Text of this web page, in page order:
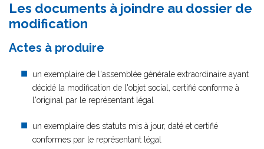
Les documents à joindre au dossier de
modification
Actes à produire
un exemplaire de l'assemblée générale extraordinaire ayant
décidé la modification de l'objet social, certifié conforme à
l'original par le représentant légal
un exemplaire des statuts mis à jour, daté et certifié
conformes par le représentant légal